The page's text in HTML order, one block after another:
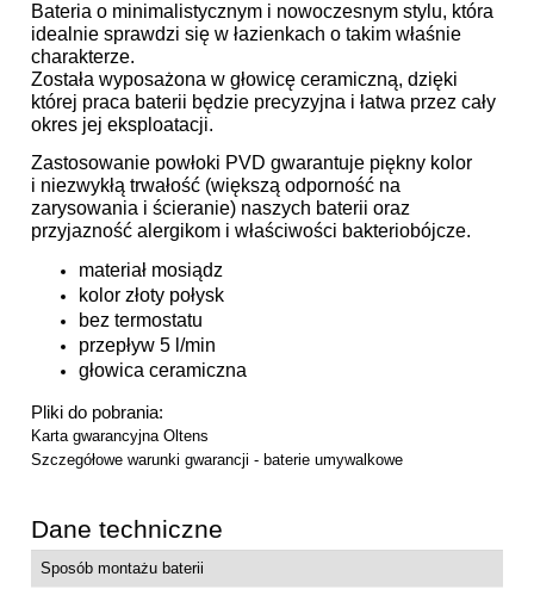
Bateria o minimalistycznym i nowoczesnym stylu, która
idealnie sprawdzi się w łazienkach o takim właśnie
charakterze.
Została wyposażona w głowicę ceramiczną, dzięki
której praca baterii będzie precyzyjna i łatwa przez cały
okres jej eksploatacji.
Zastosowanie powłoki PVD gwarantuje piękny kolor
i niezwykłą trwałość (większą odporność na
zarysowania i ścieranie) naszych baterii oraz
przyjazność alergikom i właściwości bakteriobójcze.
materiał mosiądz
kolor złoty połysk
bez termostatu
przepływ 5 l/min
głowica ceramiczna
Pliki do pobrania:
Karta gwarancyjna Oltens
Szczegółowe warunki gwarancji - baterie umywalkowe
Dane techniczne
Sposób montażu baterii